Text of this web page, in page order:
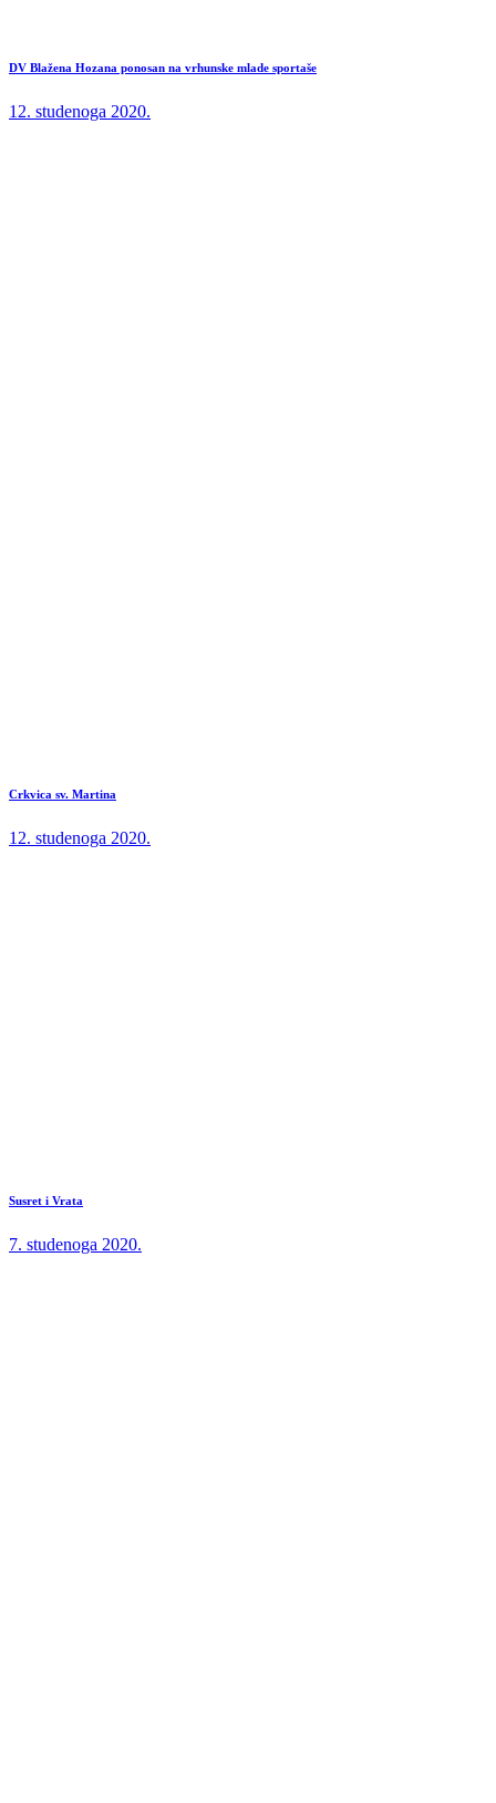
DV Blažena Hozana ponosan na vrhunske mlade sportaše
12. studenoga 2020.
Crkvica sv. Martina
12. studenoga 2020.
Susret i Vrata
7. studenoga 2020.